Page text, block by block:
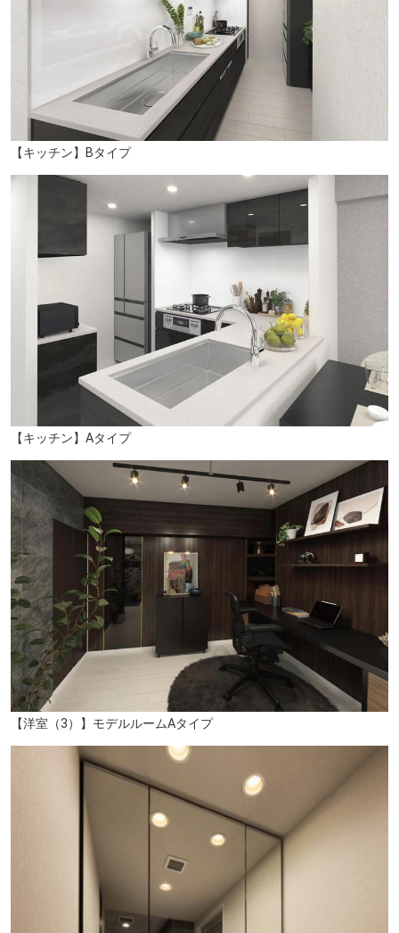
プララ杉田（徒歩14分/約1060m）
京急ストア 屏風浦店（徒歩11分/約840m）
中原幼稚園（徒歩7分/約530m）
【キッチン】Bタイプ
【キッチン】Aタイプ
【洋室（3）】モデルルームAタイプ